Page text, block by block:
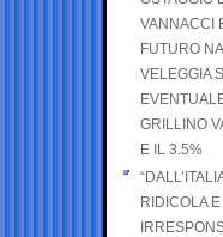
VANNACCI
FUTURO
VELEGGIA
GRILLINO
E IL 3.5%
RIDICOLA E